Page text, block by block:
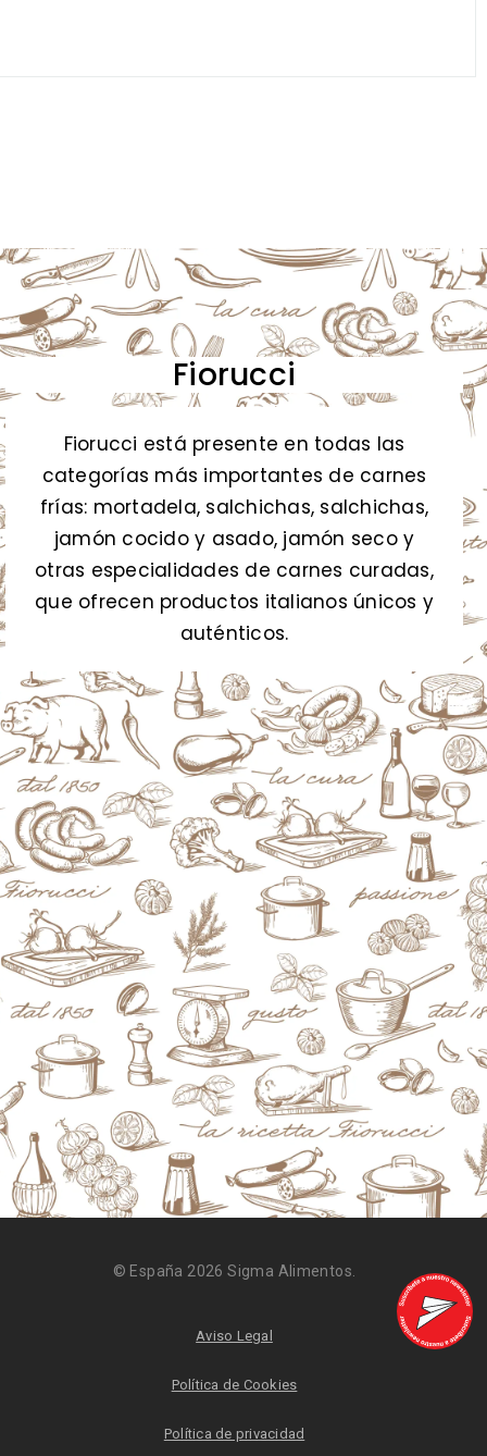
Fiorucci
Fiorucci está presente en todas las
categorías más importantes de carnes
frías: mortadela, salchichas, salchichas,
jamón cocido y asado, jamón seco y
otras especialidades de carnes curadas,
que ofrecen productos italianos únicos y
auténticos.
© España 2026 Sigma Alimentos.
Aviso Legal
Política de Cookies
Política de privacidad